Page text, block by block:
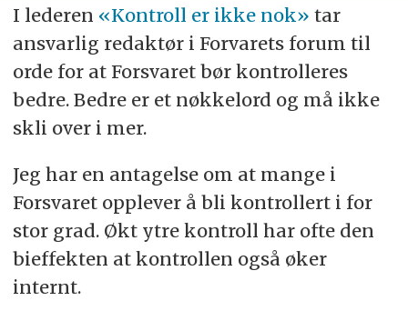
I lederen «Kontroll er ikke nok» tar
ansvarlig redaktør i Forvarets forum til
orde for at Forsvaret bør kontrolleres
bedre. Bedre er et nøkkelord og må ikke
skli over i mer.
Jeg har en antagelse om at mange i
Forsvaret opplever å bli kontrollert i for
stor grad. Økt ytre kontroll har ofte den
bieffekten at kontrollen også øker
internt.